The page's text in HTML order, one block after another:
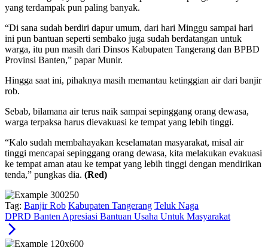
yang terdampak pun paling banyak.
“Di sana sudah berdiri dapur umum, dari hari Minggu sampai hari
ini pun bantuan seperti sembako juga sudah berdatangan untuk
warga, itu pun masih dari Dinsos Kabupaten Tangerang dan BPBD
Provinsi Banten,” papar Munir.
Hingga saat ini, pihaknya masih memantau ketinggian air dari banjir
rob.
Sebab, bilamana air terus naik sampai sepinggang orang dewasa,
warga terpaksa harus dievakuasi ke tempat yang lebih tinggi.
“Kalo sudah membahayakan keselamatan masyarakat, misal air
tinggi mencapai sepinggang orang dewasa, kita melakukan evakuasi
ke tempat aman atau ke tempat yang lebih tinggi dengan mendirikan
tenda,” pungkas dia. (Red)
Tag: Banjir Rob Kabupaten Tangerang Teluk Naga
DPRD Banten Apresiasi Bantuan Usaha Untuk Masyarakat